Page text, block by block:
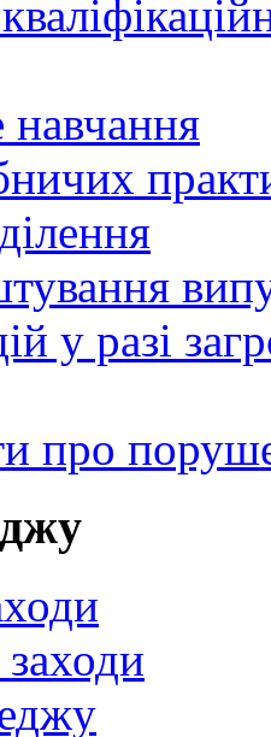
у разі
про